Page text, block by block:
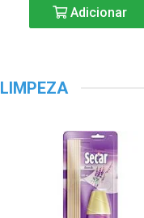
Adicionar
LIMPEZA